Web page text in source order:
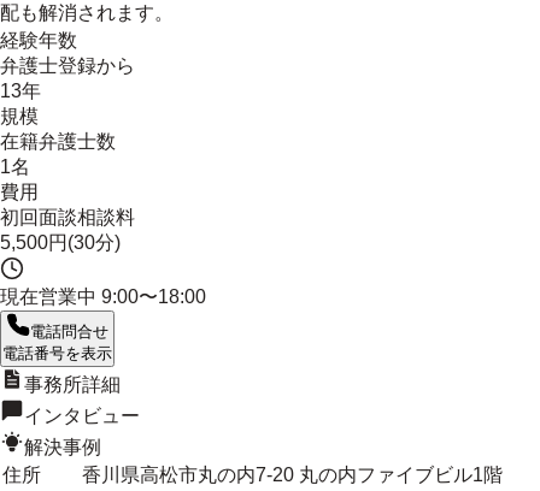
配も解消されます。
経験年数
弁護士登録から
13年
規模
在籍弁護士数
1名
費用
初回面談相談料
5,500円(30分)
現在営業中 9:00〜18:00
電話問合せ
電話番号を表示
事務所詳細
インタビュー
解決事例
住所
香川県高松市丸の内7-20 丸の内ファイブビル1階